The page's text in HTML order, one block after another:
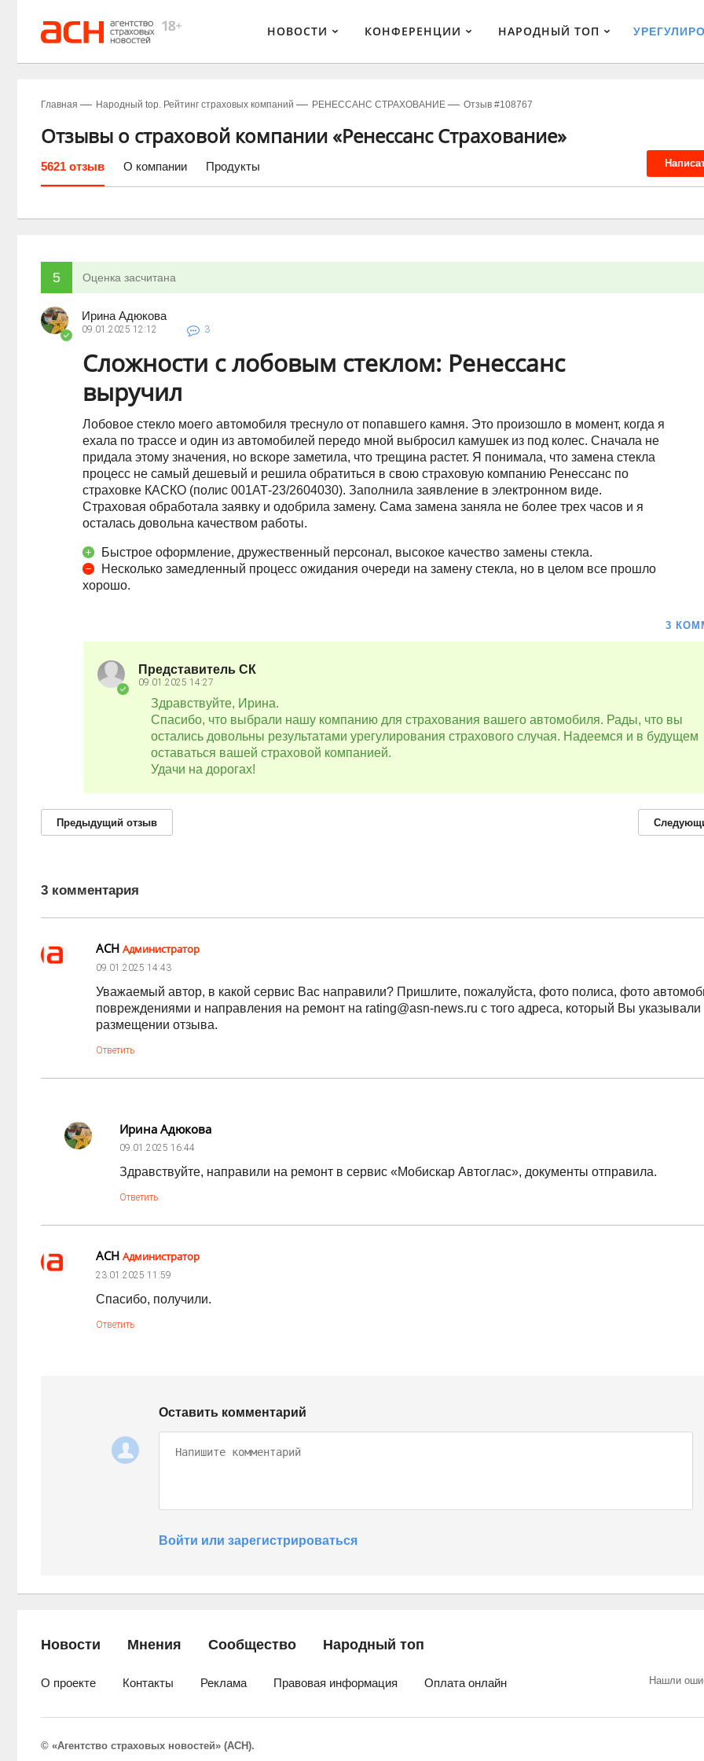
НОВОСТИ КОНФЕРЕНЦИИ НАРОДНЫЙ ТОП
Главная Народный top. Рейтинг страховых компаний РЕНЕССАНС СТРАХОВАНИЕ Отзыв #108767
Отзывы о страховой компании «Ренессанс Страхование»
5621 отзыв О компании Продукты
5 Оценка засчитана
Ирина Адюкова
09.01.2025 12:12 3
Сложности с лобовым стеклом: Ренессанс
выручил
Лобовое стекло моего автомобиля треснуло от попавшего камня. Это произошло в момент, когда я
ехала по трассе и один из автомобилей передо мной выбросил камушек из под колес. Сначала не
придала этому значения, но вскоре заметила, что трещина растет. Я понимала, что замена стекла
процесс не самый дешевый и решила обратиться в свою страховую компанию Ренессанс по
страховке КАСКО (полис 001АТ-23/2604030). Заполнила заявление в электронном виде.
Страховая обработала заявку и одобрила замену. Сама замена заняла не более трех часов и я
осталась довольна качеством работы.
Быстрое оформление, дружественный персонал, высокое качество замены стекла.
Несколько замедленный процесс ожидания очереди на замену стекла, но в целом все прошло
хорошо.
3
Представитель СК
09.01.2025 14:27
Здравствуйте, Ирина.
Спасибо, что выбрали нашу компанию для страхования вашего автомобиля. Рады, что вы
остались довольны результатами урегулирования страхового случая. Надеемся и в будущем
оставаться вашей страховой компанией.
Удачи на дорогах!
Предыдущий отзыв
3 комментария
АСН Администратор
09.01.2025 14:43
Уважаемый автор, в какой сервис Вас направили? Пришлите, пожалуйста, фото полиса, фото
повреждениями и направления на ремонт на rating@asn-news.ru с того адреса, который Вы указывали
размещении отзыва.
Ответить
Ирина Адюкова
09.01.2025 16:44
Здравствуйте, направили на ремонт в сервис «Мобискар Автоглас», документы отправила.
Ответить
АСН Администратор
23.01.2025 11:59
Спасибо, получили.
Ответить
Оставить комментарий
Войти или зарегистрироваться
Новости Мнения Сообщество Народный топ
О проекте Контакты Реклама Правовая информация Оплата онлайн Нашли
© «Агентство страховых новостей» (АСН).